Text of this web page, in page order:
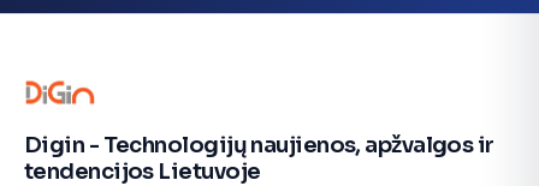
Digin - Technologijų naujienos, apžvalgos ir
tendencijos Lietuvoje